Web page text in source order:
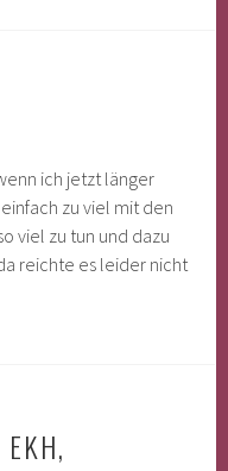
ich jetzt länger
zu viel mit den
viel zu tun und dazu
reichte es leider nicht